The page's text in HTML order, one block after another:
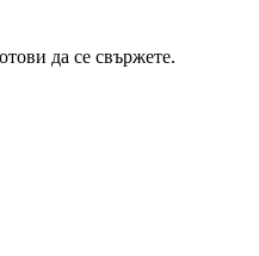
да се свържете.